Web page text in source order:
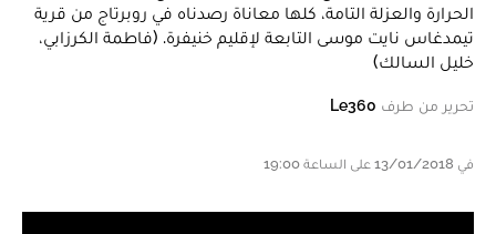
الحرارة والعزلة التامة، كلها معاناة رصدناه في روبرتاج من قرية
تيمدغاس نايت موسى التابعة لإقليم خنيفرة. (فاطمة الكرزابي،
خليل السالك)
تحرير من طرف Le360
في 13/01/2018 على الساعة 19:00